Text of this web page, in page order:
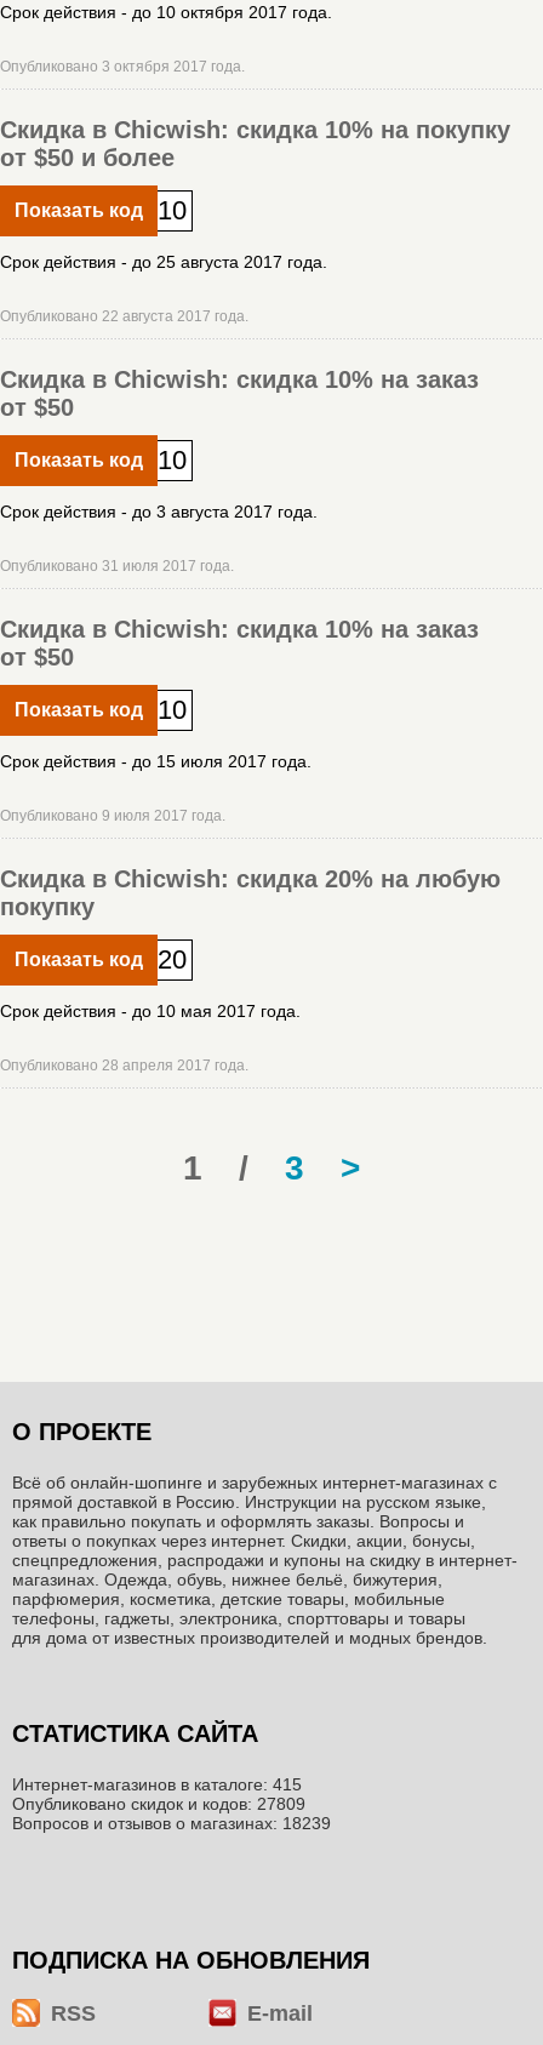
Срок действия - до 10 октября 2017 года.
Опубликовано 3 октября 2017 года.
Скидка в Chicwish: скидка 10% на покупку
от $50 и более
Показать код 10
Срок действия - до 25 августа 2017 года.
Опубликовано 22 августа 2017 года.
Скидка в Chicwish: скидка 10% на заказ
от $50
Показать код 10
Срок действия - до 3 августа 2017 года.
Опубликовано 31 июля 2017 года.
Скидка в Chicwish: скидка 10% на заказ
от $50
Показать код 10
Срок действия - до 15 июля 2017 года.
Опубликовано 9 июля 2017 года.
Скидка в Chicwish: скидка 20% на любую
покупку
Показать код 20
Срок действия - до 10 мая 2017 года.
Опубликовано 28 апреля 2017 года.
1 / 3 >
О ПРОЕКТЕ
Всё об онлайн-шопинге и зарубежных интернет-магазинах c
прямой доставкой в Россию. Инструкции на русском языке,
как правильно покупать и оформлять заказы. Вопросы и
ответы о покупках через интернет. Скидки, акции, бонусы,
спецпредложения, распродажи и купоны на скидку в интернет-
магазинах. Одежда, обувь, нижнее бельё, бижутерия,
парфюмерия, косметика, детские товары, мобильные
телефоны, гаджеты, электроника, спорттовары и товары
для дома от известных производителей и модных брендов.
СТАТИСТИКА САЙТА
Интернет-магазинов в каталоге: 415
Опубликовано скидок и кодов: 27809
Вопросов и отзывов о магазинах: 18239
ПОДПИСКА НА ОБНОВЛЕНИЯ
RSS E-mail